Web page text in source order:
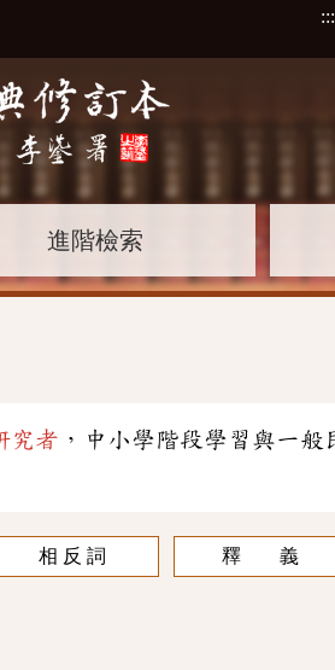
:::
進階檢索
究者 ，中小學階段學習與一
相 反 詞 釋 義